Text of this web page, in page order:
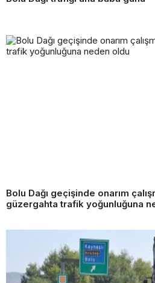
Bolu Dağı geçişinde onarım
güzergahta trafik yoğunluğuna